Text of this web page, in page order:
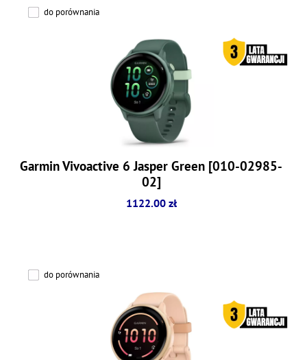
do porównania
Garmin Vivoactive 6 Jasper Green [010-02985-
02]
1122.00 zł
do porównania